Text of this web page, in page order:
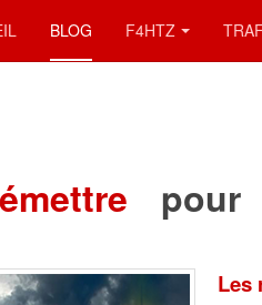
BLOG F4HTZ
pour
Les